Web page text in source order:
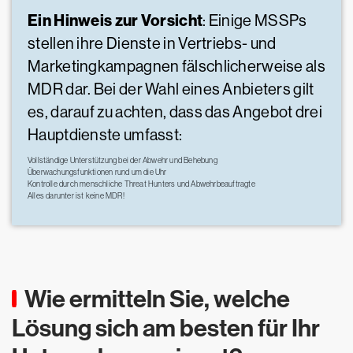
Ein Hinweis zur Vorsicht: Einige MSSPs
stellen ihre Dienste in Vertriebs- und
Marketingkampagnen fälschlicherweise als
MDR dar. Bei der Wahl eines Anbieters gilt
es, darauf zu achten, dass das Angebot drei
Hauptdienste umfasst:
Vollständige Unterstützung bei der Abwehr und Behebung
Überwachungsfunktionen rund um die Uhr
Kontrolle durch menschliche Threat Hunters und Abwehrbeauftragte
Alles darunter ist keine MDR!
Wie ermitteln Sie, welche
Lösung sich am besten für Ihr